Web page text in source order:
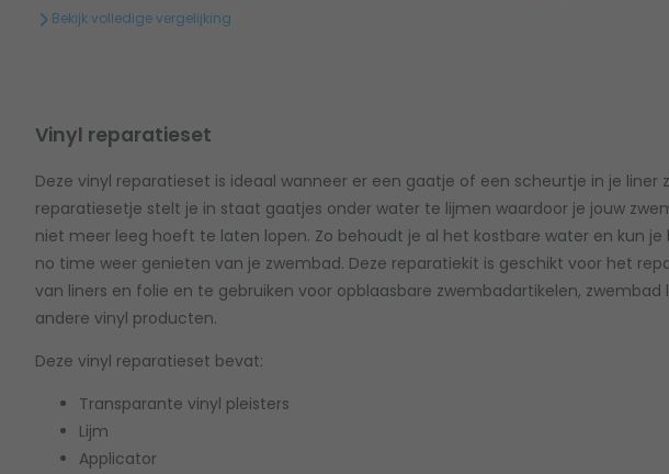
Bekijk volledige vergelijking
Vinyl reparatieset
Deze vinyl reparatieset is ideaal wanneer er een gaatje of een scheurtje in je liner
reparatiesetje stelt je in staat gaatjes onder water te lijmen waardoor je jouw
niet meer leeg hoeft te laten lopen. Zo behoudt je al het kostbare water en kun je
no time weer genieten van je zwembad. Deze reparatiekit is geschikt voor het
van liners en folie en te gebruiken voor opblaasbare zwembadartikelen, zwembad
andere vinyl producten.
Deze vinyl reparatieset bevat:
Transparante vinyl pleisters
Lijm
Applicator